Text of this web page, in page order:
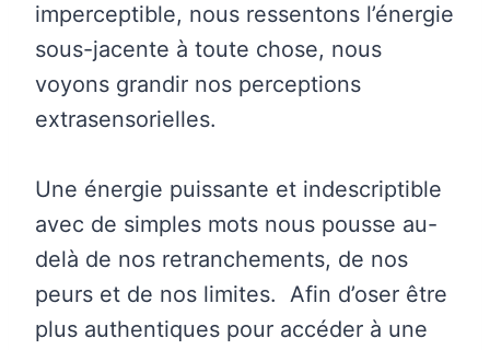
imperceptible, nous ressentons l’énergie
sous-jacente à toute chose, nous
voyons grandir nos perceptions
extrasensorielles.
Une énergie puissante et indescriptible
avec de simples mots nous pousse au-
delà de nos retranchements, de nos
peurs et de nos limites. Afin d’oser être
plus authentiques pour accéder à une